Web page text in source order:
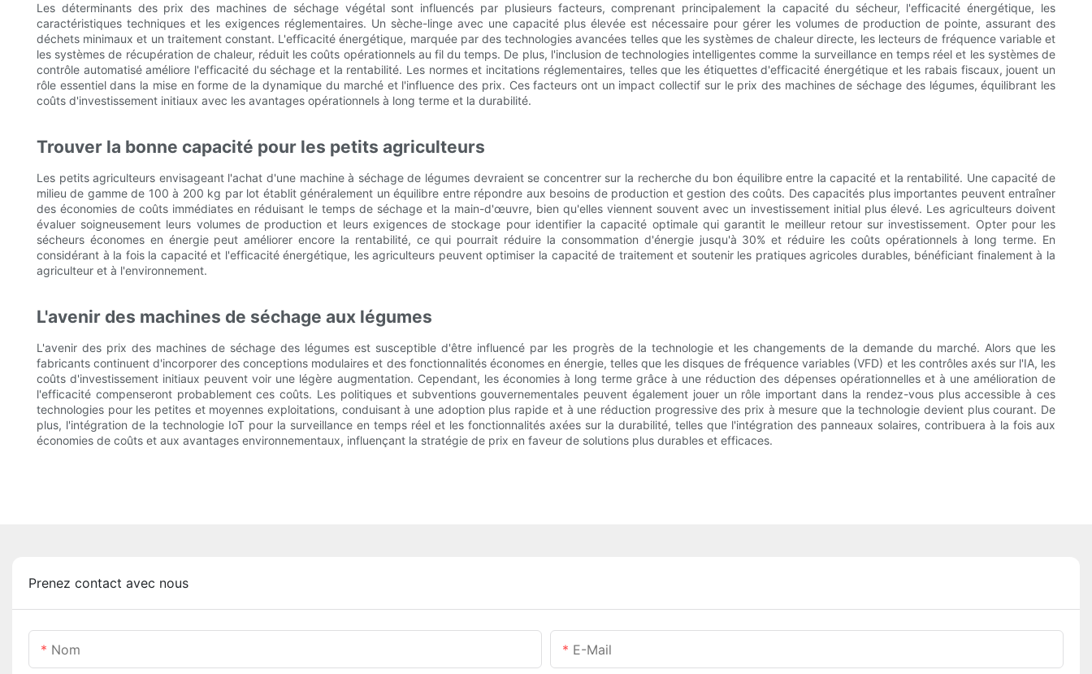
Les déterminants des prix des machines de séchage végétal sont influencés par plusieurs facteurs, comprenant principalement la capacité du sécheur, l'efficacité énergétique, les
caractéristiques techniques et les exigences réglementaires. Un sèche-linge avec une capacité plus élevée est nécessaire pour gérer les volumes de production de pointe, assurant des
déchets minimaux et un traitement constant. L'efficacité énergétique, marquée par des technologies avancées telles que les systèmes de chaleur directe, les lecteurs de fréquence variable et
les systèmes de récupération de chaleur, réduit les coûts opérationnels au fil du temps. De plus, l'inclusion de technologies intelligentes comme la surveillance en temps réel et les systèmes de
contrôle automatisé améliore l'efficacité du séchage et la rentabilité. Les normes et incitations réglementaires, telles que les étiquettes d'efficacité énergétique et les rabais fiscaux, jouent un
rôle essentiel dans la mise en forme de la dynamique du marché et l'influence des prix. Ces facteurs ont un impact collectif sur le prix des machines de séchage des légumes, équilibrant les
coûts d'investissement initiaux avec les avantages opérationnels à long terme et la durabilité.
Trouver la bonne capacité pour les petits agriculteurs
Les petits agriculteurs envisageant l'achat d'une machine à séchage de légumes devraient se concentrer sur la recherche du bon équilibre entre la capacité et la rentabilité. Une capacité de
milieu de gamme de 100 à 200 kg par lot établit généralement un équilibre entre répondre aux besoins de production et gestion des coûts. Des capacités plus importantes peuvent entraîner
des économies de coûts immédiates en réduisant le temps de séchage et la main-d'œuvre, bien qu'elles viennent souvent avec un investissement initial plus élevé. Les agriculteurs doivent
évaluer soigneusement leurs volumes de production et leurs exigences de stockage pour identifier la capacité optimale qui garantit le meilleur retour sur investissement. Opter pour les
sécheurs économes en énergie peut améliorer encore la rentabilité, ce qui pourrait réduire la consommation d'énergie jusqu'à 30% et réduire les coûts opérationnels à long terme. En
considérant à la fois la capacité et l'efficacité énergétique, les agriculteurs peuvent optimiser la capacité de traitement et soutenir les pratiques agricoles durables, bénéficiant finalement à la
agriculteur et à l'environnement.
L'avenir des machines de séchage aux légumes
L'avenir des prix des machines de séchage des légumes est susceptible d'être influencé par les progrès de la technologie et les changements de la demande du marché. Alors que les
fabricants continuent d'incorporer des conceptions modulaires et des fonctionnalités économes en énergie, telles que les disques de fréquence variables (VFD) et les contrôles axés sur l'IA, les
coûts d'investissement initiaux peuvent voir une légère augmentation. Cependant, les économies à long terme grâce à une réduction des dépenses opérationnelles et à une amélioration de
l'efficacité compenseront probablement ces coûts. Les politiques et subventions gouvernementales peuvent également jouer un rôle important dans la rendez-vous plus accessible à ces
technologies pour les petites et moyennes exploitations, conduisant à une adoption plus rapide et à une réduction progressive des prix à mesure que la technologie devient plus courant. De
plus, l'intégration de la technologie IoT pour la surveillance en temps réel et les fonctionnalités axées sur la durabilité, telles que l'intégration des panneaux solaires, contribuera à la fois aux
économies de coûts et aux avantages environnementaux, influençant la stratégie de prix en faveur de solutions plus durables et efficaces.
Prenez contact avec nous
Nom E-Mail